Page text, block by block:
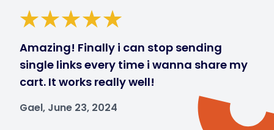
Amazing! Finally i can stop sending
single links every time i wanna share my
cart. It works really well!
Gael, June 23, 2024